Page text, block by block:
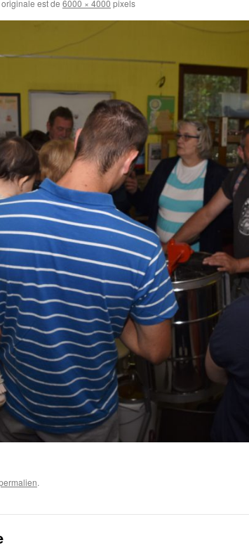
est de 6000 × 4000 pixels
.